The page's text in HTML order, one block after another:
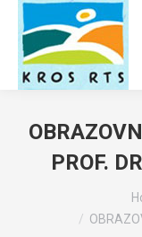
PROF.